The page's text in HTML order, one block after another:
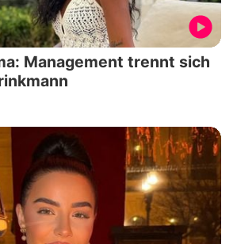
Management trennt sich